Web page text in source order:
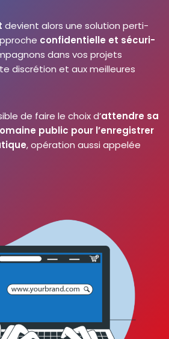
devient alors une solu­tion per­ti­
confi­den­tielle et sécu­ri­
dans vos pro­jets
dis­cré­tion et aux meilleures
de faire le choix d’attendre sa
public pour l’enregistrer
, opé­ra­tion aus­si appe­lée